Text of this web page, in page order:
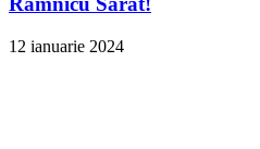
12 ianuarie 2024